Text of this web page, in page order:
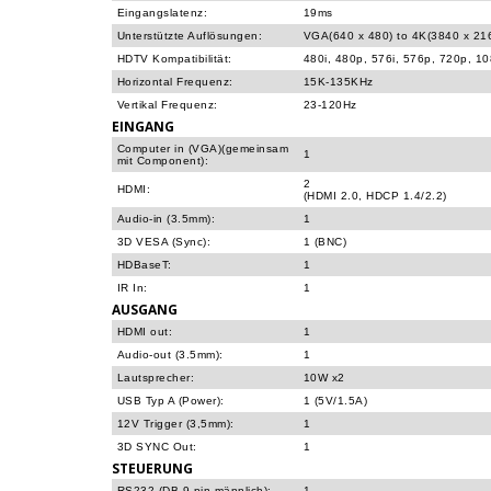
Eingangslatenz:
19ms
Unterstützte Auflösungen:
VGA(640 x 480) to 4K(3840 x
HDTV Kompatibilität:
480i, 480p, 576i, 576p, 720p,
Horizontal Frequenz:
15K-135KHz
Vertikal Frequenz:
23-120Hz
EINGANG
Computer in (VGA)(gemeinsam
mit Component):
1
HDMI:
2
(HDMI 2.0, HDCP 1.4/2.2)
Audio-in (3.5mm):
1
3D VESA (Sync):
1 (BNC)
HDBaseT:
1
IR In:
1
AUSGANG
HDMI out:
1
Audio-out (3.5mm):
1
Lautsprecher:
10W x2
USB Typ A (Power):
1 (5V/1.5A)
12V Trigger (3,5mm):
1
3D SYNC Out:
1
STEUERUNG